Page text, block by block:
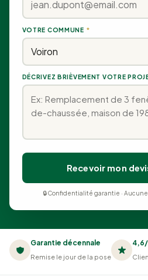
VOTRE COMMUNE *
DÉCRIVEZ BRIÈVEMENT VOTRE
Recevoir mon
🔒 Confidentialité garantie ·
Garantie décennale
Remise le jour de la pose
4,6/